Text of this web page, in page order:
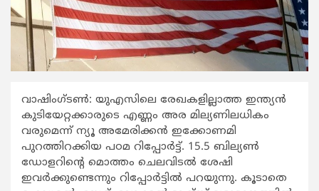
വാഷിംഗ്ടണ്‍: യുഎസിലെ രേഖകളില്ലാത്ത ഇന്ത്യന്‍
കുടിയേറ്റക്കാരുടെ എണ്ണം അര മില്യണിലധികം
വരുമെന്ന് ന്യൂ അമേരിക്കന്‍ ഇക്കോണമി
പുറത്തിറക്കിയ പഠമ റിപ്പോര്‍ട്ട്. 15.5 ബില്യണ്‍
ഡോളറിന്‍റെ മൊത്തം ചെലവിടല്‍ ശേഷി
ഇവര്‍ക്കുണ്ടെന്നും റിപ്പോര്‍ട്ടില്‍ പറയുന്നു. കൂടാതെ